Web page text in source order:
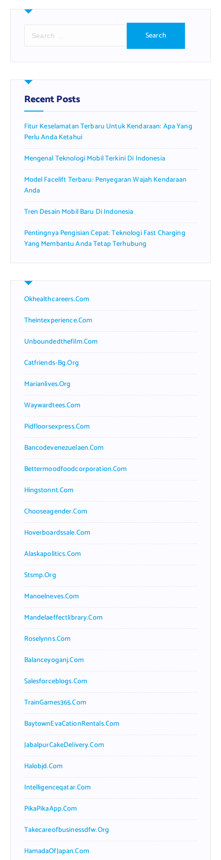
r
h
f
o
:
Recent Posts
Fitur Keselamatan Terbaru Untuk Kendaraan: Apa Yang
Perlu Anda Ketahui
Mengenal Teknologi Mobil Terkini Di Indonesia
Model Facelift Terbaru: Penyegaran Wajah Kendaraan
Anda
Tren Desain Mobil Baru Di Indonesia
Pentingnya Pengisian Cepat: Teknologi Fast Charging
Yang Membantu Anda Tetap Terhubung
Okhealthcareers.com
Theintexperience.com
Unboundedthefilm.com
Catfriends-Bg.org
Marianlives.org
Waywardtees.com
Pidfloorsexpress.com
Bancodevenezuelaen.com
Bettermoodfoodcorporation.com
Hingstonnt.com
Chooseagender.com
Hoverboardssale.com
Alaskapolitics.com
Stsmp.org
Manoelneves.com
Mandelaeffectlibrary.com
Roselynns.com
Balanceyoganj.com
Salesforceblogs.com
TrainGames365.com
BaytownEvaCationRentals.com
JabalpurCakeDelivery.com
Halobjd.com
Intelligenceqatar.com
PikaPikaApp.com
Takecareofbusinessdfw.org
HamadaOfJapan.com